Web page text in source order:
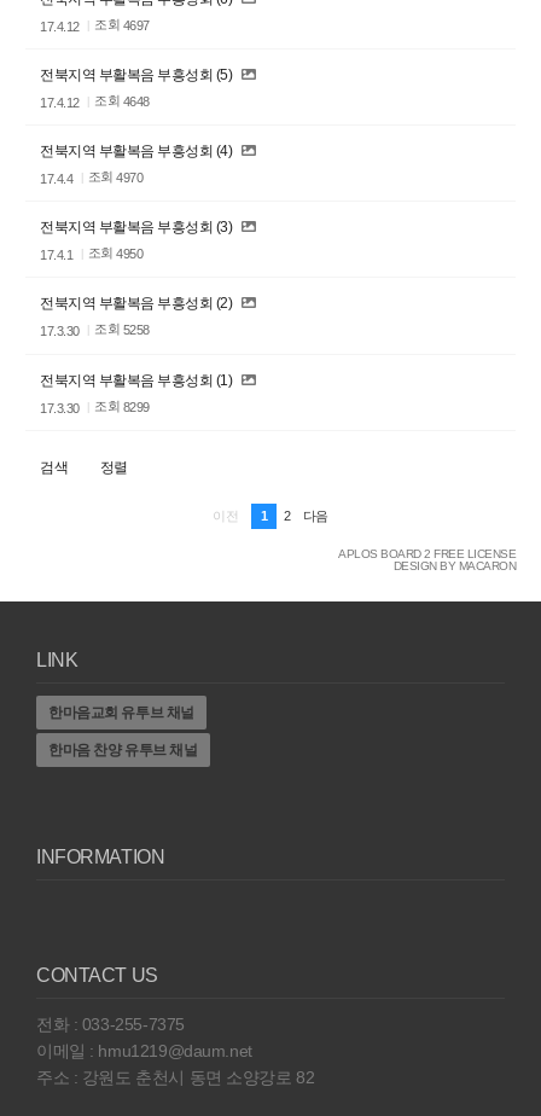
17.4.12 조회 4697
전북지역 부활복음 부흥성회 (5)
17.4.12 조회 4648
전북지역 부활복음 부흥성회 (4)
17.4.4 조회4970
전북지역 부활복음 부흥성회 (3)
17.4.1 조회4950
전북지역 부활복음 부흥성회 (2)
17.3.30 조회 5258
전북지역 부활복음 부흥성회 (1)
17.3.30 조회 8299
검색 정렬
이전 1 2 다음
APLOS BOARD 2 FREE LICENSE
DESIGN BY MACARON
LINK
한마음교회 유투브 채널
한마음 찬양 유투브 채널
INFORMATION
CONTACT US
전화 : 033-255-7375
이메일 : hmu1219@daum.net
주소 : 강원도 춘천시 동면 소양강로 82